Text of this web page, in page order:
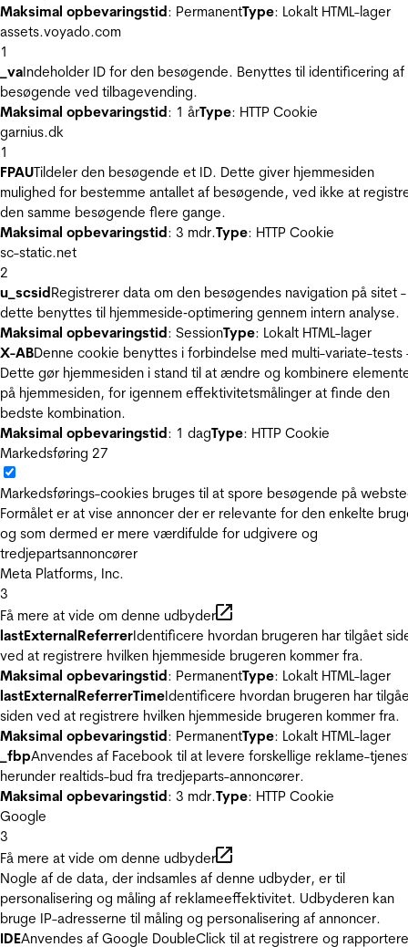
Maksimal opbevaringstid: PermanentType: Lokalt HTML-lager
assets.voyado.com
1
_vaIndeholder ID for den besøgende. Benyttes til identificering af
besøgende ved tilbagevending.
Maksimal opbevaringstid: 1 årType: HTTP Cookie
garnius.dk
1
FPAUTildeler den besøgende et ID. Dette giver hjemmesiden
mulighed for bestemme antallet af besøgende, ved ikke at
den samme besøgende flere gange.
Maksimal opbevaringstid: 3 mdr.Type: HTTP Cookie
sc-static.net
2
u_scsidRegistrerer data om den besøgendes navigation på sitet -
dette benyttes til hjemmeside‐optimering gennem intern analyse.
Maksimal opbevaringstid: SessionType: Lokalt HTML-lager
X-ABDenne cookie benyttes i forbindelse med multi-variate-tests
Dette gør hjemmesiden i stand til at ændre og kombinere
på hjemmesiden, for igennem effektivitetsmålinger at finde den
bedste kombination.
Maksimal opbevaringstid: 1 dagType: HTTP Cookie
Markedsføring 27
Markedsførings-cookies bruges til at spore besøgende på
Formålet er at vise annoncer der er relevante for den enkelte
og som dermed er mere værdifulde for udgivere og
tredjepartsannoncører
Meta Platforms, Inc.
3
Få mere at vide om denne udbyder
lastExternalReferrerIdentificere hvordan brugeren har tilgået
ved at registrere hvilken hjemmeside brugeren kommer fra.
Maksimal opbevaringstid: PermanentType: Lokalt HTML-lager
lastExternalReferrerTimeIdentificere hvordan brugeren har
siden ved at registrere hvilken hjemmeside brugeren kommer fra.
Maksimal opbevaringstid: PermanentType: Lokalt HTML-lager
_fbpAnvendes af Facebook til at levere forskellige reklame-
herunder realtids-bud fra tredjeparts-annoncører.
Maksimal opbevaringstid: 3 mdr.Type: HTTP Cookie
Google
3
Få mere at vide om denne udbyder
Nogle af de data, der indsamles af denne udbyder, er til
personalisering og måling af reklameeffektivitet. Udbyderen kan
bruge IP-adresserne til måling og personalisering af annoncer.
IDEAnvendes af Google DoubleClick til at registrere og